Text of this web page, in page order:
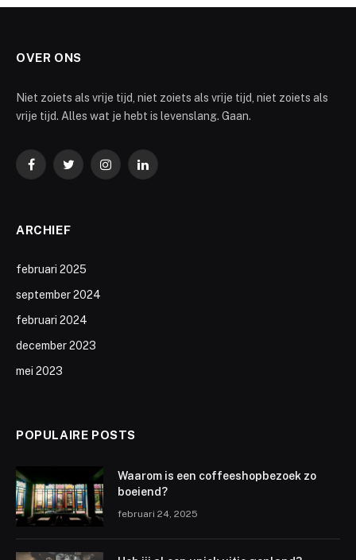
OVER ONS
Niet zoiets als vrije tijd, niet zoiets als vrije tijd, niet zoiets als
vrije tijd. Alles wat je hebt is levenslang. Gaan.
FacebookTwitterInstagramLinkedIn
ARCHIEF
februari 2025
september 2024
februari 2024
december 2023
mei 2023
POPULAIRE POSTS
Waarom is een coffeeshopbezoek zo
boeiend?
februari 24, 2025